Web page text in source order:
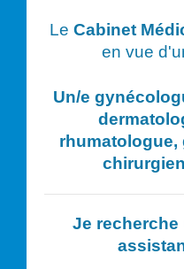
Le Cabinet
en vue
Un/e
rhumatologue,
Je recherche